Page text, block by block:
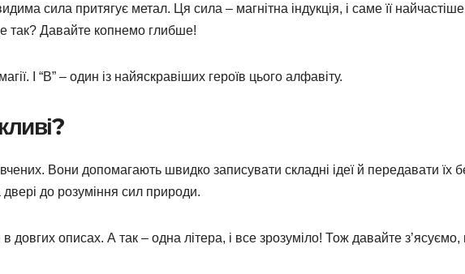
сила притягує метал. Ця сила – магнітна індукція, і саме її найчастіше
так? Давайте копнемо глибше!
І “В” – один із найяскравіших героїв цього алфавіту.
Вони допомагають швидко записувати складні ідеї й передавати їх
двері до розуміння сил природи.
довгих описах. А так – одна літера, і все зрозуміло! Тож давайте